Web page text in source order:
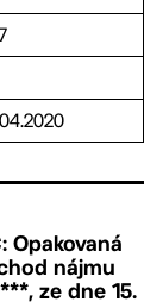
Opakovaná
nájmu
ze dne 15.